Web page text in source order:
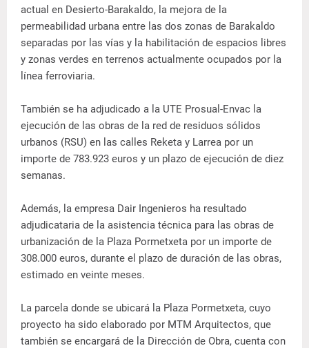
actual en Desierto-Barakaldo, la mejora de la
permeabilidad urbana entre las dos zonas de Barakaldo
separadas por las vías y la habilitación de espacios libres
y zonas verdes en terrenos actualmente ocupados por la
línea ferroviaria.
También se ha adjudicado a la UTE Prosual-Envac la
ejecución de las obras de la red de residuos sólidos
urbanos (RSU) en las calles Reketa y Larrea por un
importe de 783.923 euros y un plazo de ejecución de diez
semanas.
Además, la empresa Dair Ingenieros ha resultado
adjudicataria de la asistencia técnica para las obras de
urbanización de la Plaza Pormetxeta por un importe de
308.000 euros, durante el plazo de duración de las obras,
estimado en veinte meses.
La parcela donde se ubicará la Plaza Pormetxeta, cuyo
proyecto ha sido elaborado por MTM Arquitectos, que
también se encargará de la Dirección de Obra, cuenta con